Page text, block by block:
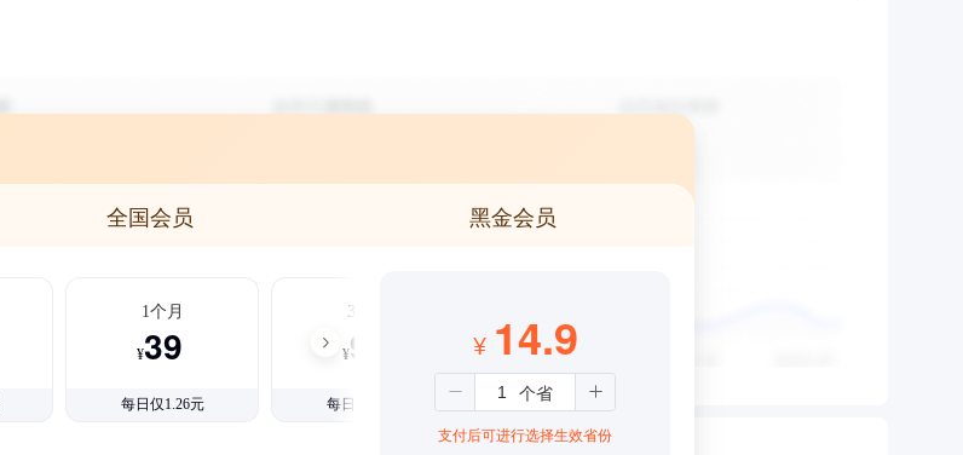
全国会员 黑金会员
1个月
¥39
每日仅1.26元
3个月
¥99
每日仅1.08元
¥ 14.9
支付后可进行选择生效省份